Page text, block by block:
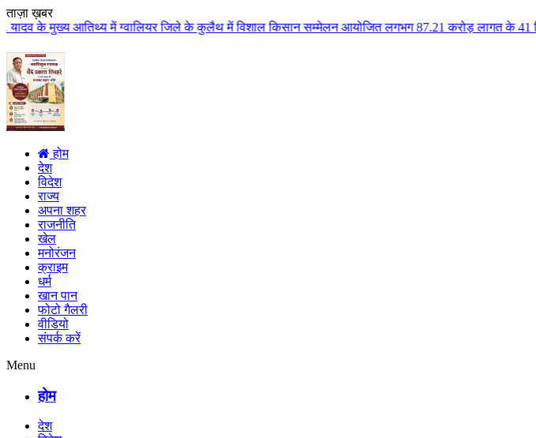
ताज़ा ख़बर
में ग्वालियर जिले के कुलैथ में विशाल किसान सम्मेलन आयोजित लगभग 87.21 करोड़ लागत के 41 विकास कार्यों का
होम
देश
विदेश
राज्य
अपना शहर
राजनीति
खेल
मनोरंजन
क्राइम
धर्म
खान पान
फोटो गैलरी
वीडियो
संपर्क करें
Menu
होम
देश